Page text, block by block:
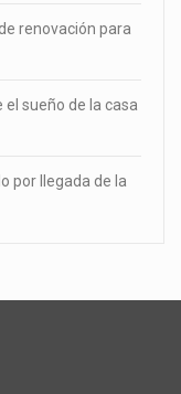
renovación para
sueño de la casa
por llegada de la